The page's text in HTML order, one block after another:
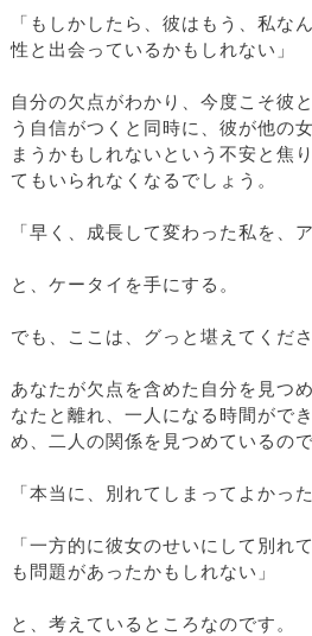
「もしかしたら、彼はもう、私な
性と出会っているかもしれない」
自分の欠点がわかり、今度こそ彼
う自信がつくと同時に、彼が他の
まうかもしれないという不安と焦
てもいられなくなるでしょう。
「早く、成長して変わった私を、
と、ケータイを手にする。
でも、ここは、グっと堪えてくださ
あなたが欠点を含めた自分を見つ
なたと離れ、一人になる時間がで
め、二人の関係を見つめているので
「本当に、別れてしまってよかっ
「一方的に彼女のせいにして別れ
も問題があったかもしれない」
と、考えているところなのです。